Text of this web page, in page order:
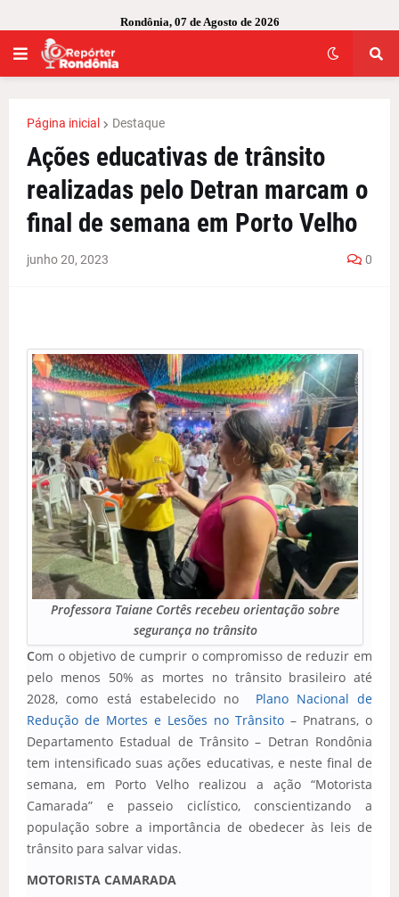
Rondônia, 07 de Agosto de 2026
Página inicial Destaque
Ações educativas de trânsito
realizadas pelo Detran marcam o
final de semana em Porto Velho
junho 20, 2023 0
Professora Taiane Cortês recebeu orientação sobre
segurança no trânsito
Com o objetivo de cumprir o compromisso de reduzir em
pelo menos 50% as mortes no trânsito brasileiro até
2028, como está estabelecido no Plano Nacional de
Redução de Mortes e Lesões no Trânsito – Pnatrans, o
Departamento Estadual de Trânsito – Detran Rondônia
tem intensificado suas ações educativas, e neste final de
semana, em Porto Velho realizou a ação “Motorista
Camarada” e passeio ciclístico, conscientizando a
população sobre a importância de obedecer às leis de
trânsito para salvar vidas.
MOTORISTA CAMARADA